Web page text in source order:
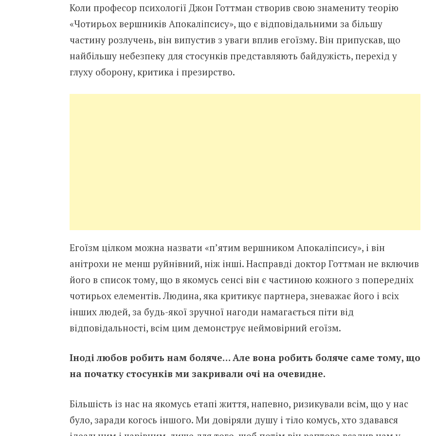
Коли професор психології Джон Готтман створив свою знамениту теорію
«Чотирьох вершників Апокаліпсису», що є відповідальними за більшу
частину розлучень, він випустив з уваги вплив егоїзму. Він припускав, що
найбільшу небезпеку для стосунків представляють байдужість, перехід у
глуху оборону, критика і презирство.
Егоїзм цілком можна назвати «п’ятим вершником Апокаліпсису», і він
анітрохи не менш руйнівний, ніж інші. Насправді доктор Готтман не включив
його в список тому, що в якомусь сенсі він є частиною кожного з попередніх
чотирьох елементів. Людина, яка критикує партнера, зневажає його і всіх
інших людей, за будь-якої зручної нагоди намагається піти від
відповідальності, всім цим демонструє неймовірний егоїзм.
Іноді любов робить нам боляче… Але вона робить боляче саме тому, що
на початку стосунків ми закривали очі на очевидне.
Більшість із нас на якомусь етапі життя, напевно, ризикували всім, що у нас
було, заради когось іншого. Ми довіряли душу і тіло комусь, хто здавався